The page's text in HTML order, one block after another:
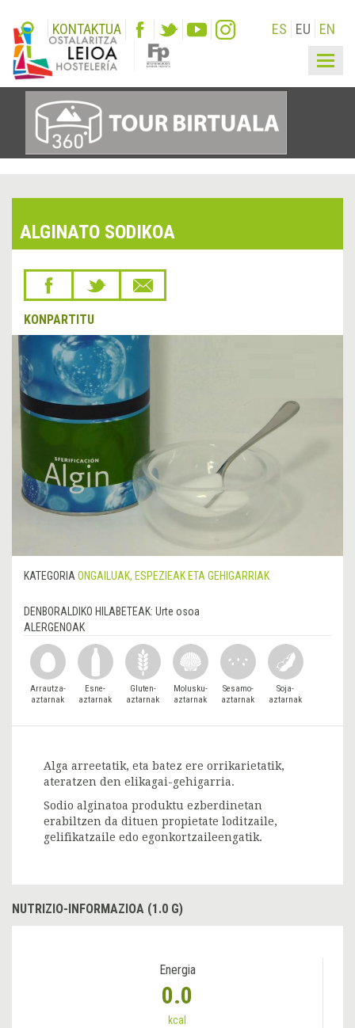
KONTAKTUA ES EU EN
ALGINATO SODIKOA
KONPARTITU
KATEGORIAONGAILUAK, ESPEZIEAK ETA GEHIGARRIAK
DENBORALDIKO HILABETEAK: Urte osoa
ALERGENOAK
Arrautza-
aztarnak
Esne-
aztarnak
Gluten-
aztarnak
Molusku-
aztarnak
Sesamo-
aztarnak
Soja-
aztarnak
Alga arreetatik, eta batez ere orrikarietatik,
ateratzen den elikagai-gehigarria.
Sodio alginatoa produktu ezberdinetan
erabiltzen da dituen propietate loditzaile,
gelifikatzaile edo egonkortzaileengatik.
NUTRIZIO-INFORMAZIOA (1.0 G)
Energia
0.0
kcal